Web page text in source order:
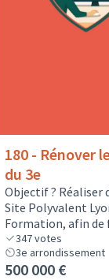
180 - Rénover
du 3e
Objectif ? Réaliser
Site Polyvalent
Formation, afin de
347votes
3e arrondissement
500 000 €